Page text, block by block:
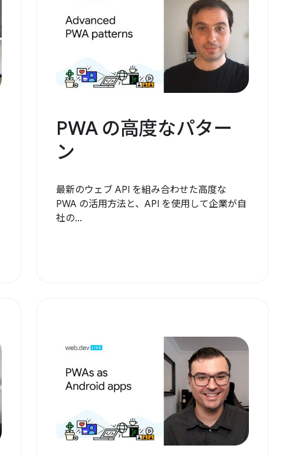
PWA の高度なパター
ン
最新のウェブ API を組み合わせた高度な
PWA の活用方法と、API を使用して企業が自
社の...